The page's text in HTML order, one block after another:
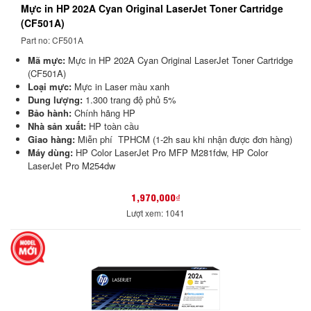
Mực in HP 202A Cyan Original LaserJet Toner Cartridge
(CF501A)
Part no: CF501A
Mã mực: Mực in HP 202A Cyan Original LaserJet Toner Cartridge
(CF501A)
Loại mực: Mực in Laser màu xanh
Dung lượng: 1.300 trang độ phủ 5%
Bảo hành: Chính hãng HP
Nhà sản xuất: HP toàn cầu
Giao hàng: Miễn phí TPHCM (1-2h sau khi nhận được đơn hàng)
Máy dùng: HP Color LaserJet Pro MFP M281fdw, HP Color
LaserJet Pro M254dw
1,970,000₫
Lượt xem: 1041